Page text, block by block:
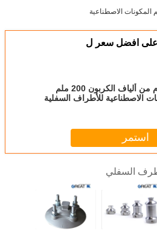
افضل سعر ل
الصمام من ألياف الكربون 200 ملم
الاصطناعية للأطراف السفلية
استمر
السفلي